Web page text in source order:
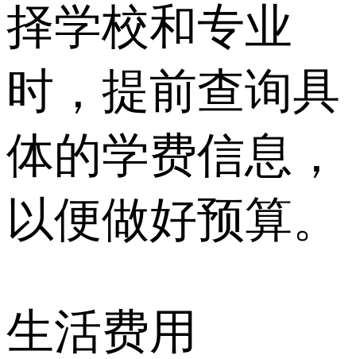
择学校和专业
时，提前查询具
体的学费信息，
以便做好预算。
生活费用